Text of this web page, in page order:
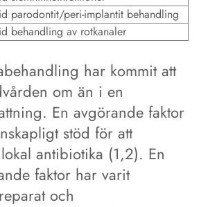
parodontit/peri-implantit behandling
behandling av rotkanaler
har kommit att
om än i en
En avgörande faktor
stöd för att
antibiotika (1,2). En
faktor har varit
och